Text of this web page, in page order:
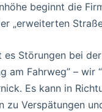
beginnt die
„erweiterten
Störungen bei
am Fahrweg” – wir
Es kann in
zu Verspätungen